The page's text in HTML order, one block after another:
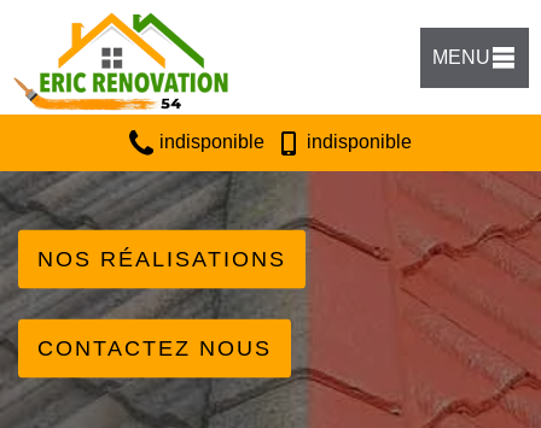
MENU
indisponible indisponible
NOS RÉALISATIONS
CONTACTEZ NOUS